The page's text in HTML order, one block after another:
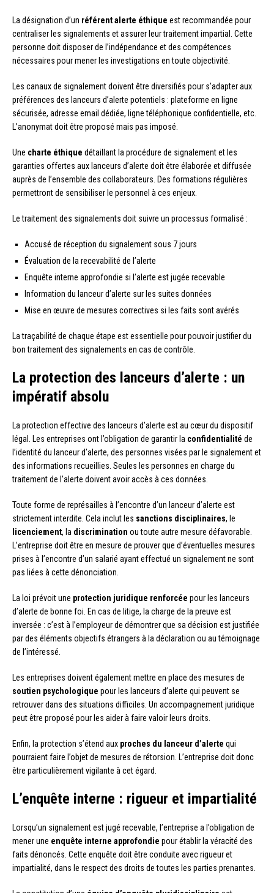
La désignation d’un référent alerte éthique est recommandée pour
centraliser les signalements et assurer leur traitement impartial. Cette
personne doit disposer de l’indépendance et des compétences
nécessaires pour mener les investigations en toute objectivité.
Les canaux de signalement doivent être diversifiés pour s’adapter aux
préférences des lanceurs d’alerte potentiels : plateforme en ligne
sécurisée, adresse email dédiée, ligne téléphonique confidentielle, etc.
L’anonymat doit être proposé mais pas imposé.
Une charte éthique détaillant la procédure de signalement et les
garanties offertes aux lanceurs d’alerte doit être élaborée et diffusée
auprès de l’ensemble des collaborateurs. Des formations régulières
permettront de sensibiliser le personnel à ces enjeux.
Le traitement des signalements doit suivre un processus formalisé :
Accusé de réception du signalement sous 7 jours
Évaluation de la recevabilité de l’alerte
Enquête interne approfondie si l’alerte est jugée recevable
Information du lanceur d’alerte sur les suites données
Mise en œuvre de mesures correctives si les faits sont avérés
La traçabilité de chaque étape est essentielle pour pouvoir justifier du
bon traitement des signalements en cas de contrôle.
La protection des lanceurs d’alerte : un
impératif absolu
La protection effective des lanceurs d’alerte est au cœur du dispositif
légal. Les entreprises ont l’obligation de garantir la confidentialité de
l’identité du lanceur d’alerte, des personnes visées par le signalement et
des informations recueillies. Seules les personnes en charge du
traitement de l’alerte doivent avoir accès à ces données.
Toute forme de représailles à l’encontre d’un lanceur d’alerte est
strictement interdite. Cela inclut les sanctions disciplinaires, le
licenciement, la discrimination ou toute autre mesure défavorable.
L’entreprise doit être en mesure de prouver que d’éventuelles mesures
prises à l’encontre d’un salarié ayant effectué un signalement ne sont
pas liées à cette dénonciation.
La loi prévoit une protection juridique renforcée pour les lanceurs
d’alerte de bonne foi. En cas de litige, la charge de la preuve est
inversée : c’est à l’employeur de démontrer que sa décision est justifiée
par des éléments objectifs étrangers à la déclaration ou au témoignage
de l’intéressé.
Les entreprises doivent également mettre en place des mesures de
soutien psychologique pour les lanceurs d’alerte qui peuvent se
retrouver dans des situations difficiles. Un accompagnement juridique
peut être proposé pour les aider à faire valoir leurs droits.
Enfin, la protection s’étend aux proches du lanceur d’alerte qui
pourraient faire l’objet de mesures de rétorsion. L’entreprise doit donc
être particulièrement vigilante à cet égard.
L’enquête interne : rigueur et impartialité
Lorsqu’un signalement est jugé recevable, l’entreprise a l’obligation de
mener une enquête interne approfondie pour établir la véracité des
faits dénoncés. Cette enquête doit être conduite avec rigueur et
impartialité, dans le respect des droits de toutes les parties prenantes.